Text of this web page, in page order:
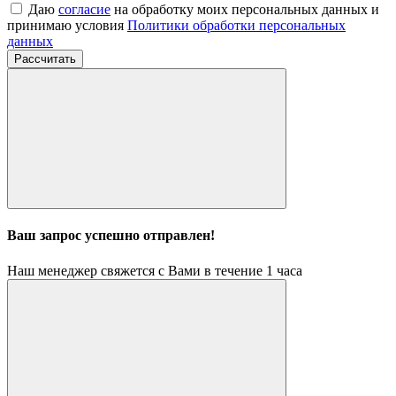
Даю согласие на обработку моих персональных данных и
принимаю условия Политики обработки персональных
данных
Рассчитать
Ваш запрос успешно отправлен!
Наш менеджер свяжется с Вами в течение 1 часа